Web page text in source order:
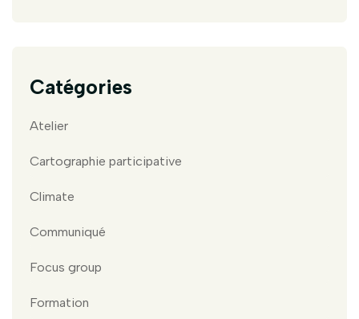
Catégories
Atelier
Cartographie participative
Climate
Communiqué
Focus group
Formation